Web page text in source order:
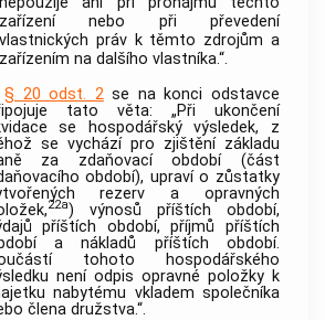
zařízení nebo při převedení
vlastnických práv k těmto zdrojům a
zařízením na dalšího vlastníka.“.
§ 20 odst. 2se na konci odstavce
tato věta: „Při ukončení
se hospodářský výsledek, z
se vychází pro zjištění základu
za zdaňovací období (část
období), upraví o zůstatky
rezerv a opravných
22a) výnosů příštích období,
příštích období, příjmů příštích
a nákladů příštích období.
tohoto hospodářského
není odpis opravné položky k
nabytému vkladem společníka
člena družstva.“.